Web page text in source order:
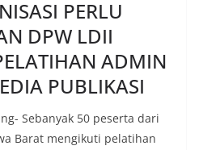
PERLU
DPW LDII
ADMIN
PUBLIKASI
Sebanyak 50 peserta dari
Barat mengikuti pelatihan